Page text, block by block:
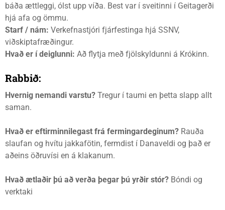
báða ættleggi, ólst upp víða. Best var í sveitinni í Geitagerði
hjá afa og ömmu.
Starf / nám: Verkefnastjóri fjárfestinga hjá SSNV,
viðskiptafræðingur.
Hvað er í deiglunni: Að flytja með fjölskyldunni á Krókinn.
Rabbið:
Hvernig nemandi varstu? Tregur í taumi en þetta slapp allt
saman.
Hvað er eftirminnilegast frá fermingardeginum? Rauða
slaufan og hvítu jakkafötin, fermdist í Danaveldi og það er
aðeins öðruvísi en á klakanum.
Hvað ætlaðir þú að verða þegar þú yrðir stór? Bóndi og
verktaki